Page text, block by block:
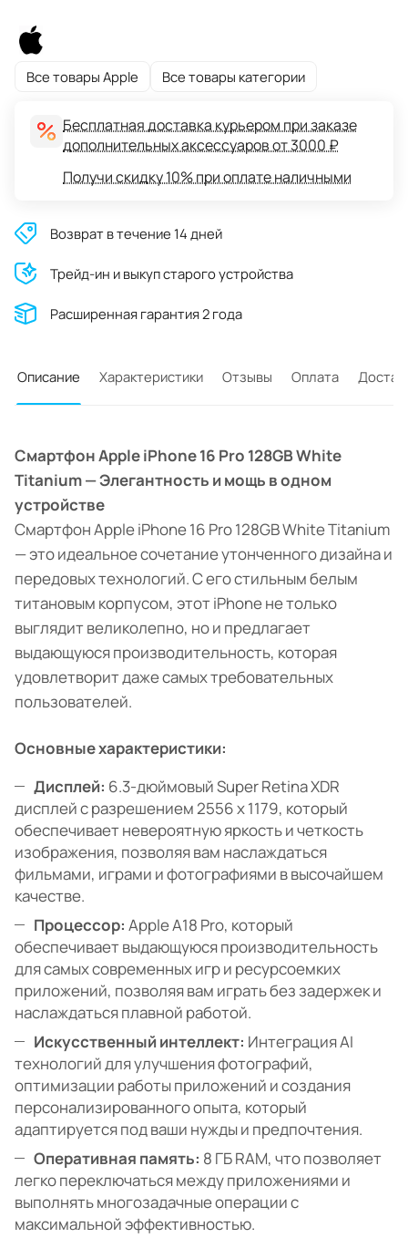
Все товары Apple Все товары категории
Бесплатная доставка курьером при заказе
дополнительных аксессуаров от 3000 ₽
Получи скидку 10% при оплате наличными
Возврат в течение 14 дней
Трейд-ин и выкуп старого устройства
Расширенная гарантия 2 года
Описание Характеристики Отзывы Оплата
Смартфон Apple iPhone 16 Pro 128GB White
Titanium — Элегантность и мощь в одном
устройстве
Смартфон Apple iPhone 16 Pro 128GB White Titanium
— это идеальное сочетание утонченного дизайна и
передовых технологий. С его стильным белым
титановым корпусом, этот iPhone не только
выглядит великолепно, но и предлагает
выдающуюся производительность, которая
удовлетворит даже самых требовательных
пользователей.
Основные характеристики:
Дисплей: 6.3-дюймовый Super Retina XDR
дисплей с разрешением 2556 x 1179, который
обеспечивает невероятную яркость и четкость
изображения, позволяя вам наслаждаться
фильмами, играми и фотографиями в высочайшем
качестве.
Процессор: Apple A18 Pro, который
обеспечивает выдающуюся производительность
для самых современных игр и ресурсоемких
приложений, позволяя вам играть без задержек и
наслаждаться плавной работой.
Искусственный интеллект: Интеграция AI
технологий для улучшения фотографий,
оптимизации работы приложений и создания
персонализированного опыта, который
адаптируется под ваши нужды и предпочтения.
Оперативная память: 8 ГБ RAM, что позволяет
легко переключаться между приложениями и
выполнять многозадачные операции с
максимальной эффективностью.